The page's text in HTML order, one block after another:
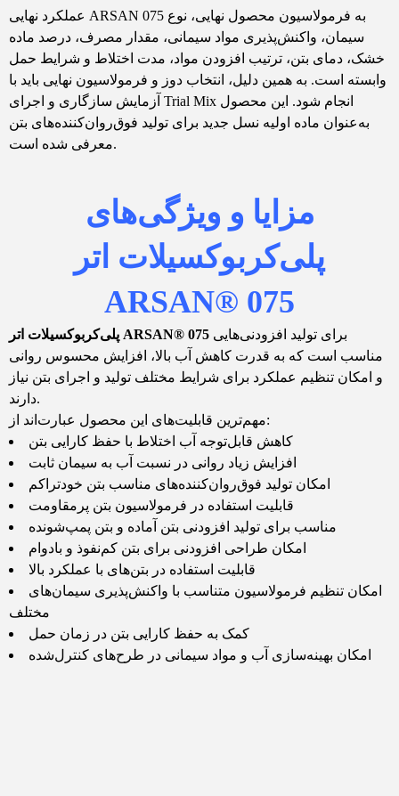
عملکرد نهایی ARSAN 075 به فرمولاسیون محصول نهایی، نوع
سیمان، واکنش‌پذیری مواد سیمانی، مقدار مصرف، درصد ماده
خشک، دمای بتن، ترتیب افزودن مواد، مدت اختلاط و شرایط حمل
وابسته است. به همین دلیل، انتخاب دوز و فرمولاسیون نهایی باید با
آزمایش سازگاری و اجرای Trial Mix انجام شود. این محصول
به‌عنوان ماده اولیه نسل جدید برای تولید فوق‌روان‌کننده‌های بتن
معرفی شده است.
مزایا و ویژگی‌های
پلی‌کربوکسیلات اتر
ARSAN® 075
پلی‌کربوکسیلات اتر ARSAN® 075 برای تولید افزودنی‌هایی
مناسب است که به قدرت کاهش آب بالا، افزایش محسوس روانی
و امکان تنظیم عملکرد برای شرایط مختلف تولید و اجرای بتن نیاز
دارند.
مهم‌ترین قابلیت‌های این محصول عبارت‌اند از:
کاهش قابل‌توجه آب اختلاط با حفظ کارایی بتن
افزایش زیاد روانی در نسبت آب به سیمان ثابت
امکان تولید فوق‌روان‌کننده‌های مناسب بتن خودتراکم
قابلیت استفاده در فرمولاسیون بتن پرمقاومت
مناسب برای تولید افزودنی بتن آماده و بتن پمپ‌شونده
امکان طراحی افزودنی برای بتن کم‌نفوذ و بادوام
قابلیت استفاده در بتن‌های با عملکرد بالا
امکان تنظیم فرمولاسیون متناسب با واکنش‌پذیری سیمان‌های
مختلف
کمک به حفظ کارایی بتن در زمان حمل
امکان بهینه‌سازی آب و مواد سیمانی در طرح‌های کنترل‌شده